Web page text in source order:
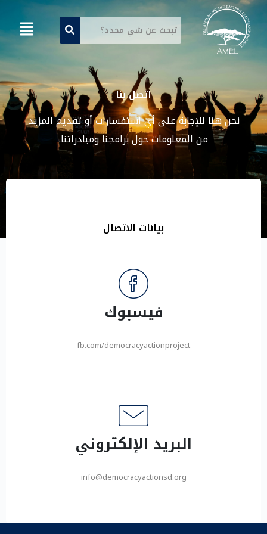
اتصل بنا
نحن هنا للإجابة على أي استفسارات أو تقديم المزيد
من المعلومات حول برامجنا ومبادراتنا.
بيانات الاتصال
فيسبوك
fb.com/democracyactionproject
البريد الإلكتروني
info@democracyactionsd.org